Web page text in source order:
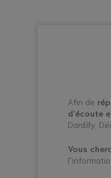
Afin de
d’écoute
Dardilly,
Vous